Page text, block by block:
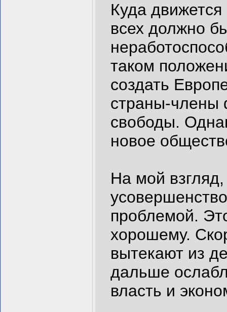
Куда
всех должно
таком
создать
страны-члены
свободы.
новое
На мой
проблемой.
хорошему.
вытекают из
дальше
власть и